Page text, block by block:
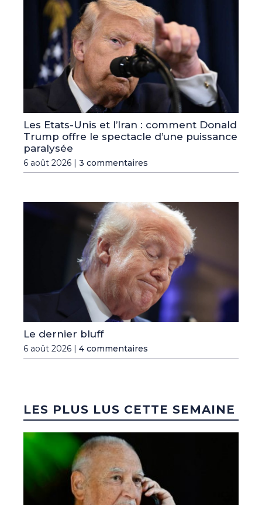
Les Etats-Unis et l’Iran : comment Donald
Trump offre le spectacle d’une puissance
paralysée
6 août 2026 | 3 commentaires
Le dernier bluff
6 août 2026 | 4 commentaires
LES PLUS LUS CETTE SEMAINE